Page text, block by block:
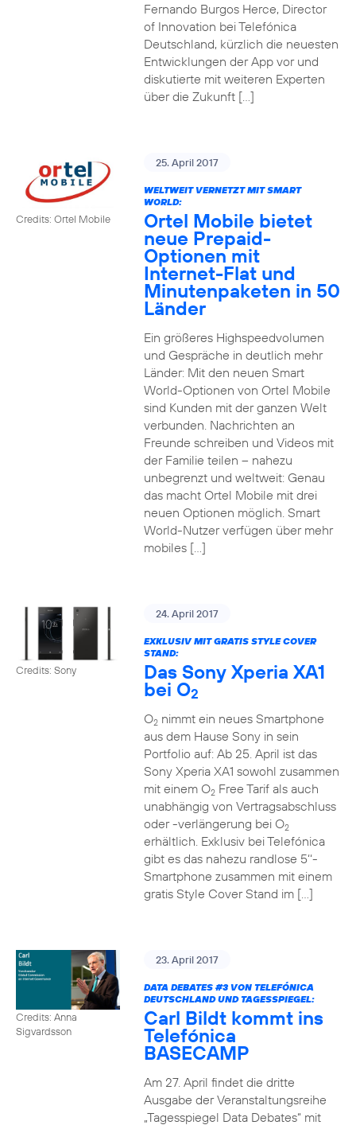
Fernando Burgos Herce, Director
of Innovation bei Telefónica
Deutschland, kürzlich die neuesten
Entwicklungen der App vor und
diskutierte mit weiteren Experten
über die Zukunft […]
Credits: Ortel Mobile
25. April 2017
WELTWEIT VERNETZT MIT SMART
WORLD:
Ortel Mobile bietet
neue Prepaid-
Optionen mit
Internet-Flat und
Minutenpaketen in 50
Länder
Ein größeres Highspeedvolumen
und Gespräche in deutlich mehr
Länder: Mit den neuen Smart
World-Optionen von Ortel Mobile
sind Kunden mit der ganzen Welt
verbunden. Nachrichten an
Freunde schreiben und Videos mit
der Familie teilen – nahezu
unbegrenzt und weltweit: Genau
das macht Ortel Mobile mit drei
neuen Optionen möglich. Smart
World-Nutzer verfügen über mehr
mobiles […]
Credits: Sony
24. April 2017
EXKLUSIV MIT GRATIS STYLE COVER
STAND:
Das Sony Xperia XA1
bei O2
O2nimmt ein neues Smartphone
aus dem Hause Sony in sein
Portfolio auf: Ab 25. April ist das
Sony Xperia XA1 sowohl zusammen
mit einem O2Free Tarif als auch
unabhängig von Vertragsabschluss
oder -verlängerung bei O2
erhältlich. Exklusiv bei Telefónica
gibt es das nahezu randlose 5‘‘-
Smartphone zusammen mit einem
gratis Style Cover Stand im […]
Credits: Anna
Sigvardsson
23. April 2017
DATA DEBATES #3VON TELEFÓNICA
DEUTSCHLAND UND TAGESSPIEGEL:
Carl Bildt kommt ins
Telefónica
BASECAMP
Am 27. April findet die dritte
Ausgabe der Veranstaltungsreihe
„Tagesspiegel Data Debates“ mit